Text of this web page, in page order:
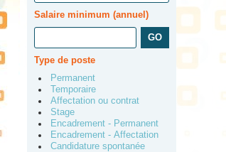
Salaire minimum (annuel)
Type de poste
Permanent
Temporaire
Affectation ou contrat
Stage
Encadrement - Permanent
Encadrement - Affectation
Candidature spontanée